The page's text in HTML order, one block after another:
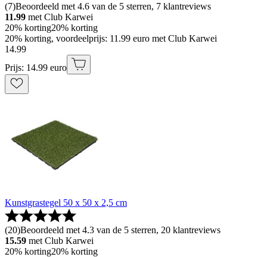
(7)Beoordeeld met 4.6 van de 5 sterren, 7 klantreviews
11.99 met Club Karwei
20% korting20% korting
20% korting, voordeelprijs: 11.99 euro met Club Karwei
14.99
Prijs: 14.99 euro
Kunstgrastegel 50 x 50 x 2,5 cm
(20)Beoordeeld met 4.3 van de 5 sterren, 20 klantreviews
15.59 met Club Karwei
20% korting20% korting